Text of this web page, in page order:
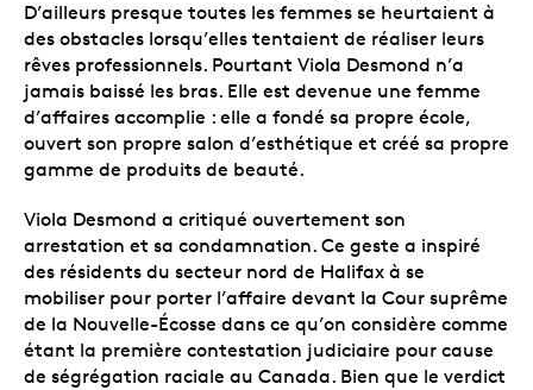
D’ailleurs presque toutes les femmes se heurtaient à
des obstacles lorsqu’elles tentaient de réaliser leurs
rêves professionnels. Pourtant Viola Desmond n’a
jamais baissé les bras. Elle est devenue une femme
d’affaires accomplie : elle a fondé sa propre école,
ouvert son propre salon d’esthétique et créé sa propre
gamme de produits de beauté.
Viola Desmond a critiqué ouvertement son
arrestation et sa condamnation. Ce geste a inspiré
des résidents du secteur nord de Halifax à se
mobiliser pour porter l’affaire devant la Cour suprême
de la Nouvelle-Écosse dans ce qu’on considère comme
étant la première contestation judiciaire pour cause
de ségrégation raciale au Canada. Bien que le verdict